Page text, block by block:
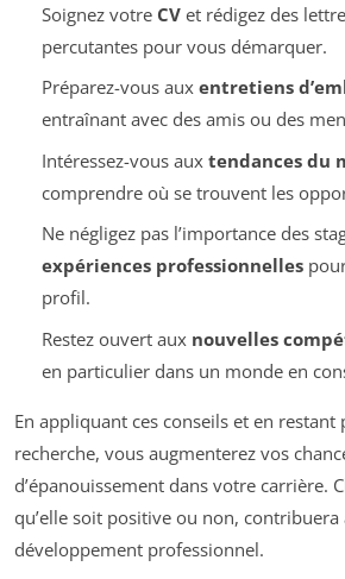
Soignez votre CVet rédigez des
percutantes pour vous démarquer.
Préparez-vous aux entretiens
entraînant avec des amis ou des
Intéressez-vous aux tendances du
comprendre où se trouvent les
Ne négligez pas l’importance des
expériences professionnelles
profil.
Restez ouvert aux nouvelles
en particulier dans un monde en
En appliquant ces conseils et en
recherche, vous augmenterez vos
d’épanouissement dans votre carrière.
qu’elle soit positive ou non, contribuera
développement professionnel.